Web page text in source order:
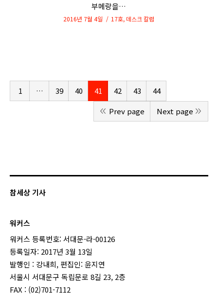
부메랑을…
2016년 7월 4일 17호, 데스크 칼럼
1 … 39 40 41 42 43
44
Prev page
Next page
참세상 기사
워커스
워커스 등록번호: 서대문-라-00126
등록일자: 2017년 3월 13일
발행인 : 강내희, 편집인: 윤지연
서울시 서대문구 독립문로 8길 23, 2층
FAX : (02)701-7112